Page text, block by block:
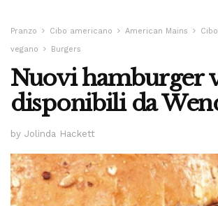
Pranzo Cibo americano American Mains
vegano
Burgers
Nuovi hamburger
disponibili da
by Jolinda Hackett